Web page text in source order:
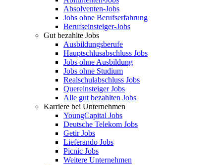
Absolventen-Jobs
Jobs ohne Berufserfahrung
Berufseinsteiger-Jobs
Gut bezahlte Jobs
Ausbildungsberufe
Hauptschlusabschluss Jobs
Jobs ohne Ausbildung
Jobs ohne Studium
Realschulabschluss Jobs
Quereinsteiger Jobs
Alle gut bezahlten Jobs
Karriere bei Unternehmen
YoungCapital Jobs
Deutsche Telekom Jobs
Getir Jobs
Lieferando Jobs
Picnic Jobs
Weitere Unternehmen